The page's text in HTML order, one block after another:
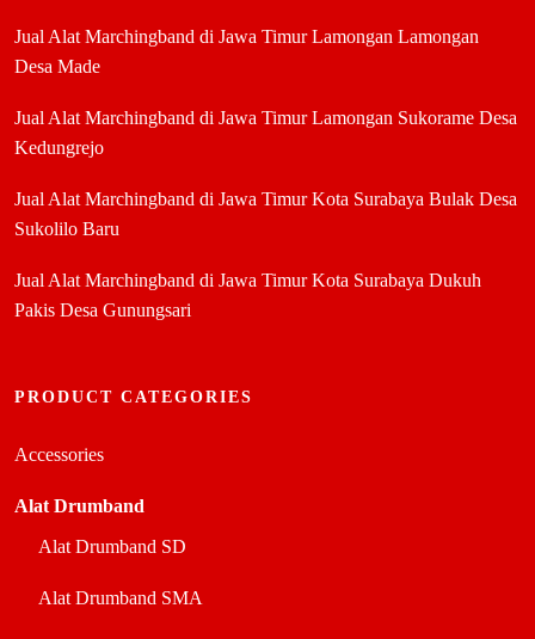
Jual Alat Marchingband di Jawa Timur Lamongan Lamongan
Desa Made
Jual Alat Marchingband di Jawa Timur Lamongan Sukorame Desa
Kedungrejo
Jual Alat Marchingband di Jawa Timur Kota Surabaya Bulak Desa
Sukolilo Baru
Jual Alat Marchingband di Jawa Timur Kota Surabaya Dukuh
Pakis Desa Gunungsari
PRODUCT CATEGORIES
Accessories
Alat Drumband
Alat Drumband SD
Alat Drumband SMA